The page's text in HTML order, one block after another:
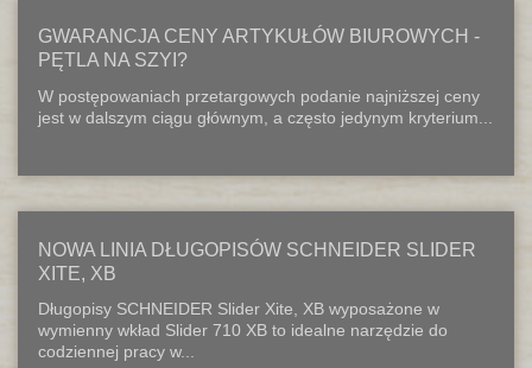
GWARANCJA CENY ARTYKUŁÓW BIUROWYCH -
PĘTLA NA SZYI?
W postępowaniach przetargowych podanie najniższej ceny
jest w dalszym ciągu głównym, a często jedynym kryterium...
NOWA LINIA DŁUGOPISÓW SCHNEIDER SLIDER
XITE, XB
Długopisy SCHNEIDER Slider Xite, XB wyposażone w
wymienny wkład Slider 710 XB to idealne narzędzie do
codziennej pracy w...